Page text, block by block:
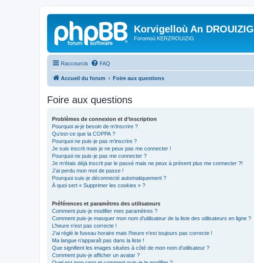
Korvigelloù An DROUIZIG
Foromoù KERZROUIZIG
Raccourcis FAQ
Accueil du forum Foire aux questions
Foire aux questions
Problèmes de connexion et d’inscription
Pourquoi ai-je besoin de m’inscrire ?
Qu’est-ce que la COPPA ?
Pourquoi ne puis-je pas m’inscrire ?
Je suis inscrit mais je ne peux pas me connecter !
Pourquoi ne puis-je pas me connecter ?
Je m’étais déjà inscrit par le passé mais ne peux à présent plus me connecter ?!
J’ai perdu mon mot de passe !
Pourquoi suis-je déconnecté automatiquement ?
À quoi sert « Supprimer les cookies » ?
Préférences et paramètres des utilisateurs
Comment puis-je modifier mes paramètres ?
Comment puis-je masquer mon nom d’utilisateur de la liste des utilisateurs en ligne ?
L’heure n’est pas correcte !
J’ai réglé le fuseau horaire mais l’heure n’est toujours pas correcte !
Ma langue n’apparaît pas dans la liste !
Que signifient les images situées à côté de mon nom d’utilisateur ?
Comment puis-je afficher un avatar ?